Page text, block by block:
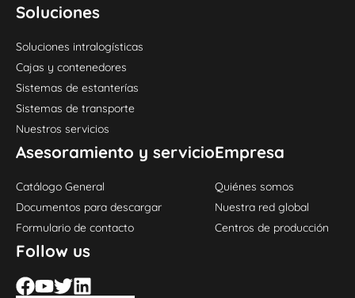
Soluciones
Soluciones intralogísticas
Cajas y contenedores
Sistemas de estanterías
Sistemas de transporte
Nuestros servicios
Asesoramiento y servicio
Catálogo General
Documentos para descargar
Formulario de contacto
Empresa
Quiénes somos
Nuestra red global
Centros de producción
Follow us